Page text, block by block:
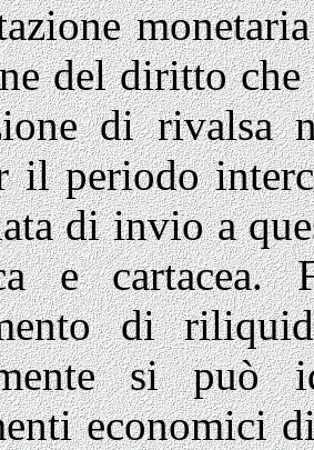
del diritto
di rivalsa
il periodo
di invio a
e
di
si può
economici